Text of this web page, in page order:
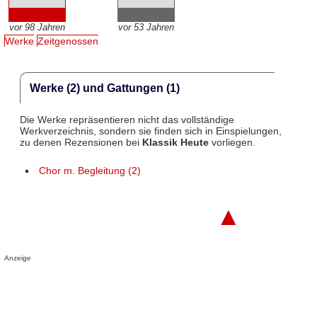
vor 98 Jahren vor 53 Jahren
Werke Zeitgenossen
Werke (2) und Gattungen (1)
Die Werke repräsentieren nicht das vollständige
Werkverzeichnis, sondern sie finden sich in Einspielungen,
zu denen Rezensionen bei Klassik Heutevorliegen.
Chor m. Begleitung (2)
▲
Anzeige